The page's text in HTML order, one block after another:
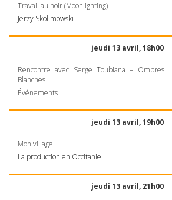
Travail au noir (Moonlighting)
Jerzy Skolimowski
jeudi 13 avril, 18h00
Rencontre avec Serge Toubiana – Ombres
Blanches
Événements
jeudi 13 avril, 19h00
Mon village
La production en Occitanie
jeudi 13 avril, 21h00